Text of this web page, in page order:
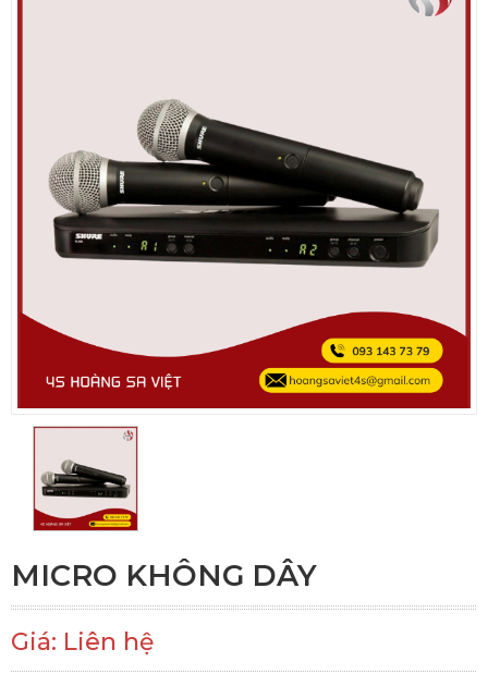
MICRO KHÔNG DÂY
Giá: Liên hệ